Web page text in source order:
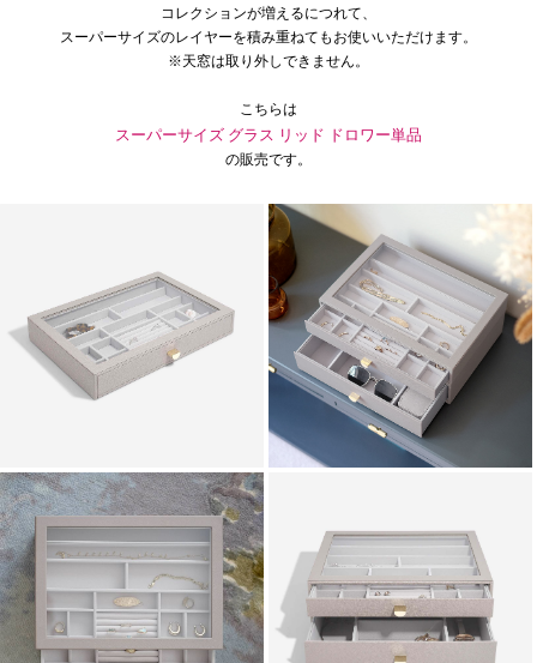
コレクションが増えるにつれて、
スーパーサイズのレイヤーを積み重ねてもお使いいただけます。
※天窓は取り外しできません。
こちらは
スーパーサイズ グラス リッド ドロワー単品
の販売です。